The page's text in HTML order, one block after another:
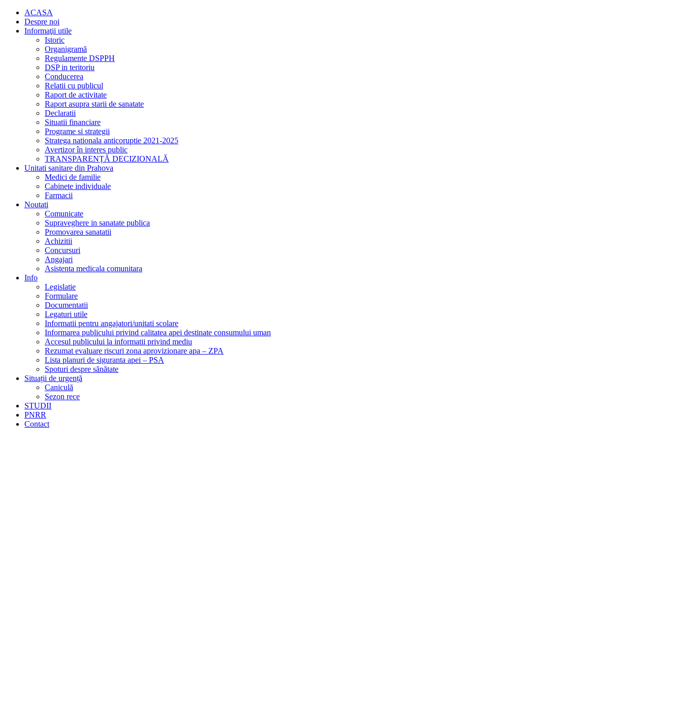
ACASA
Despre noi
Informaţii utile
Istoric
Organigramă
Regulamente DSPPH
DSP in teritoriu
Conducerea
Relatii cu publicul
Raport de activitate
Raport asupra starii de sanatate
Declaratii
Situatii financiare
Programe si strategii
Stratega nationala anticoruptie 2021-2025
Avertizor în interes public
TRANSPARENȚĂ DECIZIONALĂ
Unitati sanitare din Prahova
Medici de familie
Cabinete individuale
Farmacii
Noutati
Comunicate
Supraveghere in sanatate publica
Promovarea sanatatii
Achizitii
Concursuri
Angajari
Asistenta medicala comunitara
Info
Legislatie
Formulare
Documentatii
Legaturi utile
Informatii pentru angajatori/unitati scolare
Informarea publicului privind calitatea apei destinate consumului uman
Accesul publicului la informatii privind mediu
Rezumat evaluare riscuri zona aprovizionare apa – ZPA
Lista planuri de siguranta apei – PSA
Spoturi despre sănătate
Situații de urgență
Caniculă
Sezon rece
STUDII
PNRR
Contact